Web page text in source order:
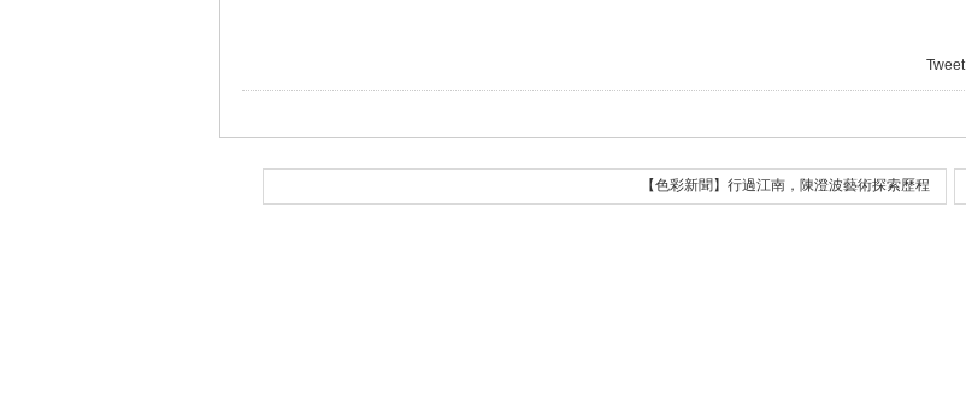
Tweet
【色彩新聞】行過江南，陳澄波藝術探索歷程